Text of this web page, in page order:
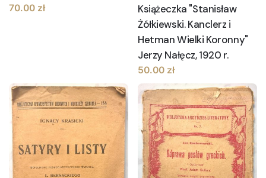
70.00 zł
Książeczka "Stanisław
Żółkiewski. Kanclerz i
Hetman Wielki Koronny"
Jerzy Nałęcz, 1920 r.
50.00 zł